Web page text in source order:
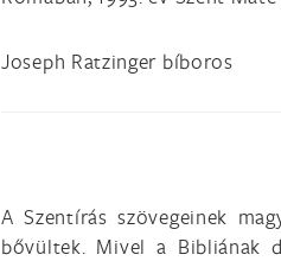
Joseph Ratzinger bíboros
A Szentírás szövegeinek
bővültek. Mivel a Bibliának